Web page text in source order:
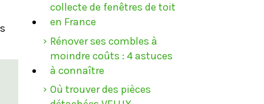
collecte de fenêtres de toit
en France
Rénover ses combles à
moindre coûts : 4 astuces
à connaître
Où trouver des pièces